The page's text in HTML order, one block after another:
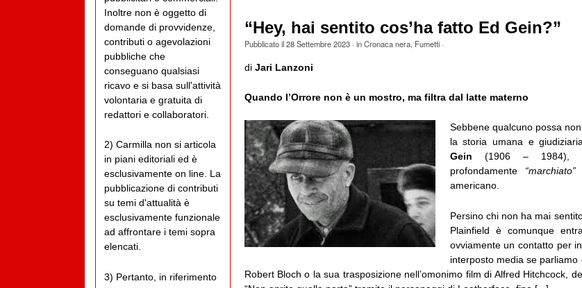
“Hey, hai sentito cos’ha fatto Ed Gein?”
Pubblicato il28 Settembre 2023· inCronaca nera, Fumetti·
di Jari Lanzoni
Quando l’Orrore non è un mostro, ma filtra dal latte materno
Sebbene qualcuno possa
la storia umana e
Gein (1906 – 1984),
profondamente “marchiato”
americano.
Persino chi non ha mai
Plainfield è comunque
ovviamente un contatto per
interposto media se parliamo
Robert Bloch o la sua trasposizione nell’omonimo film di Alfred Hitchcock,
Inoltre non è oggetto di
domande di provvidenze,
contributi o agevolazioni
pubbliche che
conseguano qualsiasi
ricavo e si basa sull'attività
volontaria e gratuita di
redattori e collaboratori.
2) Carmilla non si articola
in piani editoriali ed è
esclusivamente on line. La
pubblicazione di contributi
su temi d'attualità è
esclusivamente funzionale
ad affrontare i temi sopra
elencati.
3) Pertanto, in riferimento